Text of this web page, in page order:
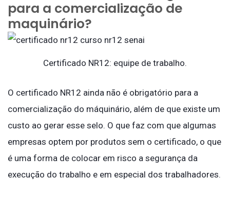
para a comercialização de
maquinário?
Certificado NR12: equipe de trabalho.
O certificado NR12 ainda não é obrigatório para a
comercialização do máquinário, além de que existe um
custo ao gerar esse selo. O que faz com que algumas
empresas optem por produtos sem o certificado, o que
é uma forma de colocar em risco a segurança da
execução do trabalho e em especial dos trabalhadores.